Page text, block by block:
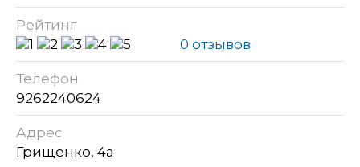
Рейтинг
0 отзывов
Телефон
9262240624
Адрес
Грищенко, 4а